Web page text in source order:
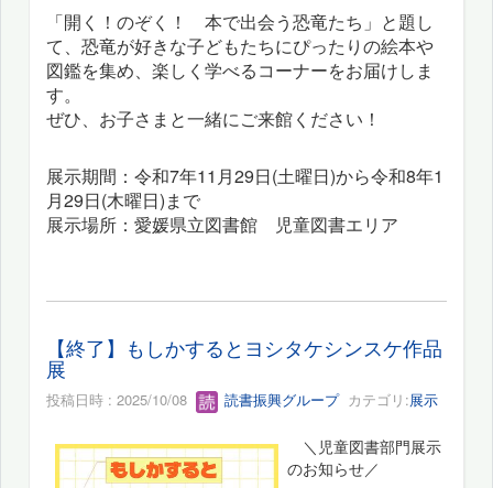
「開く！のぞく！ 本で出会う恐竜たち」と題し
て、恐竜が好きな子どもたちにぴったりの絵本や
図鑑を集め、楽しく学べるコーナーをお届けしま
す。
ぜひ、お子さまと一緒にご来館ください！
展示期間：令和7年11月29日(土曜日)から令和8年1
月29日(木曜日)まで
展示場所：愛媛県立図書館 児童図書エリア
【終了】もしかするとヨシタケシンスケ作品
展
投稿日時 : 2025/10/08 読書振興グループカテゴリ:展示
＼児童図書部門展示
のお知らせ／